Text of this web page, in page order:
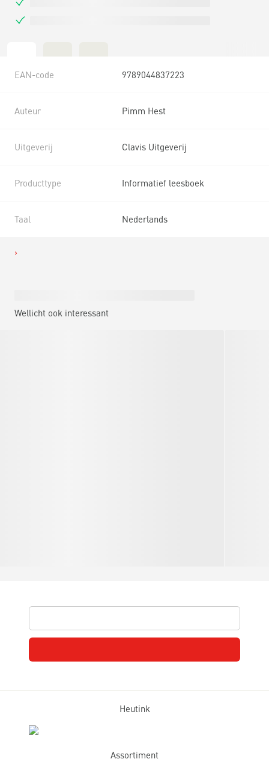
EAN-code 9789044837223
Auteur Pimm Hest
Uitgeverij Clavis Uitgeverij
Producttype Informatief leesboek
Taal Nederlands
Wellicht ook interessant
Heutink
Assortiment